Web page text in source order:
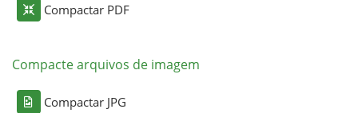
Compactar PDF
Compacte arquivos de imagem
Compactar JPG